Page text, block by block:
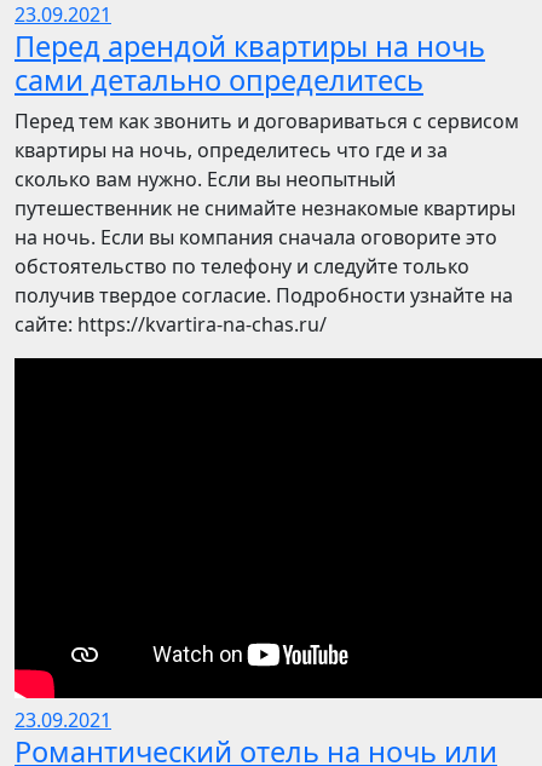
23.09.2021
Перед арендой квартиры на ночь
сами детально определитесь
Перед тем как звонить и договариваться с сервисом
квартиры на ночь, определитесь что где и за
сколько вам нужно. Если вы неопытный
путешественник не снимайте незнакомые квартиры
на ночь. Если вы компания сначала оговорите это
обстоятельство по телефону и следуйте только
получив твердое согласие. Подробности узнайте на
сайте: https://kvartira-na-chas.ru/
23.09.2021
Романтический отель на ночь или